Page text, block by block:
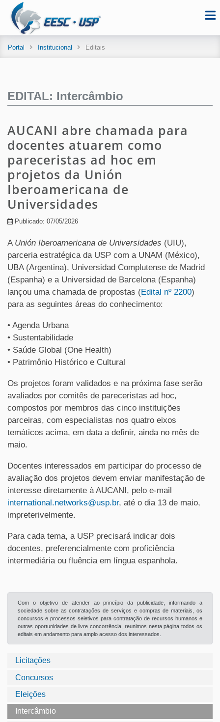
Portal Institucional Editais
Licitações
Concursos
Eleições
Intercâmbio
EDITAL: Intercâmbio
AUCANI abre chamada para
docentes atuarem como
pareceristas ad hoc em
projetos da Unión
Iberoamericana de
Universidades
Publicado: 07/05/2026
A Unión Iberoamericana de Universidades (UIU),
parceria estratégica da USP com a UNAM (México),
UBA (Argentina), Universidad Complutense de Madrid
(Espanha) e a Universidad de Barcelona (Espanha)
lançou uma chamada de propostas (Edital nº 2200)
para as seguintes áreas do conhecimento:
• Agenda Urbana
• Sustentabilidade
• Saúde Global (One Health)
• Patrimônio Histórico e Cultural
Os projetos foram validados e na próxima fase serão
avaliados por comitês de pareceristas ad hoc,
compostos por membros das cinco instituições
parceiras, com especialistas nos quatro eixos
temáticos acima, em data a definir, ainda no mês de
maio.
Docentes interessados em participar do processo de
avaliação dos projetos devem enviar manifestação de
interesse diretamente à AUCANI, pelo e-mail
international.networks@usp.br, até o dia 13 de maio,
impreterivelmente.
Para cada tema, a USP precisará indicar dois
docentes, preferencialmente com proficiência
intermediária ou fluência em língua espanhola.
Com o objetivo de atender ao princípio da publicidade, informando a
sociedade sobre as contratações de serviços e compras de materiais, os
concursos e processos seletivos para contratação de recursos humanos e
outras oportunidades de livre concorrência, reunimos nesta página todos os
editais em andamento para amplo acesso dos interessados.